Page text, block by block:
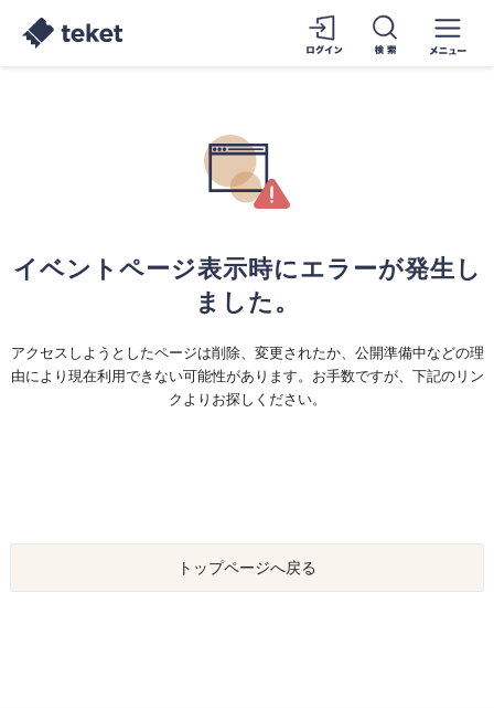
イベントページ表示時にエラーが発生し
ました。
アクセスしようとしたページは削除、変更されたか、公開準備中などの理
由により現在利用できない可能性があります。お手数ですが、下記のリン
クよりお探しください。
トップページへ戻る